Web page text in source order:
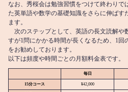
なお、秀桜会は勉強習慣をつけて終わりで
た英単語や数学の基礎知識をさらに伸ばす
ます。
次のステップとして、英語の長文読解や
すが1問にかかる時間が長くなるため、1回
をお勧めしております。
以下は頻度や時間ごとの月額料金表です。
毎日
15分コース ¥42,000